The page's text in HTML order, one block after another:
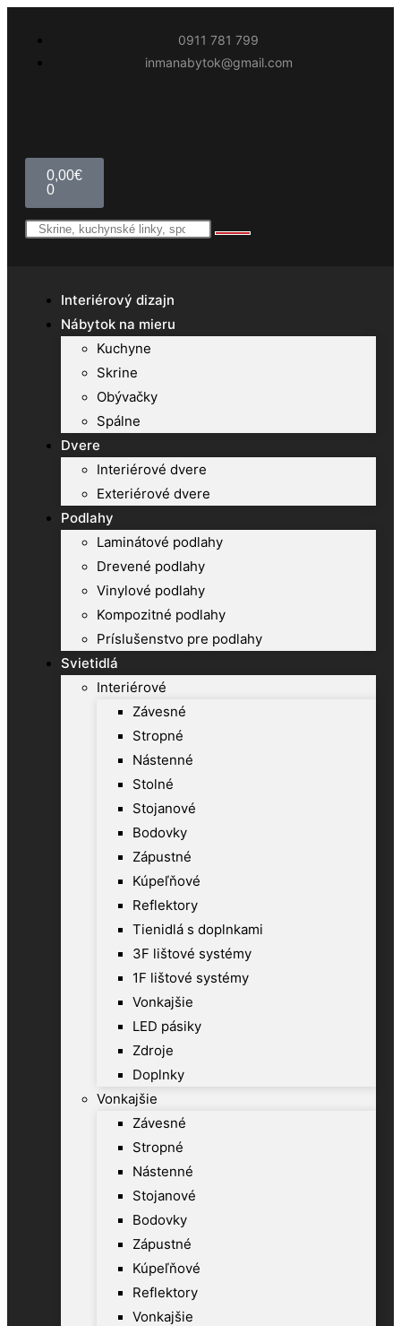
0911 781 799
inmanabytok@gmail.com
0,00€
0
Interiérový dizajn
Nábytok na mieru
Kuchyne
Skrine
Obývačky
Spálne
Dvere
Interiérové dvere
Exteriérové dvere
Podlahy
Laminátové podlahy
Drevené podlahy
Vinylové podlahy
Kompozitné podlahy
Príslušenstvo pre podlahy
Svietidlá
Interiérové
Závesné
Stropné
Nástenné
Stolné
Stojanové
Bodovky
Zápustné
Kúpeľňové
Reflektory
Tienidlá s doplnkami
3F lištové systémy
1F lištové systémy
Vonkajšie
LED pásiky
Zdroje
Doplnky
Vonkajšie
Závesné
Stropné
Nástenné
Stojanové
Bodovky
Zápustné
Kúpeľňové
Reflektory
Vonkajšie